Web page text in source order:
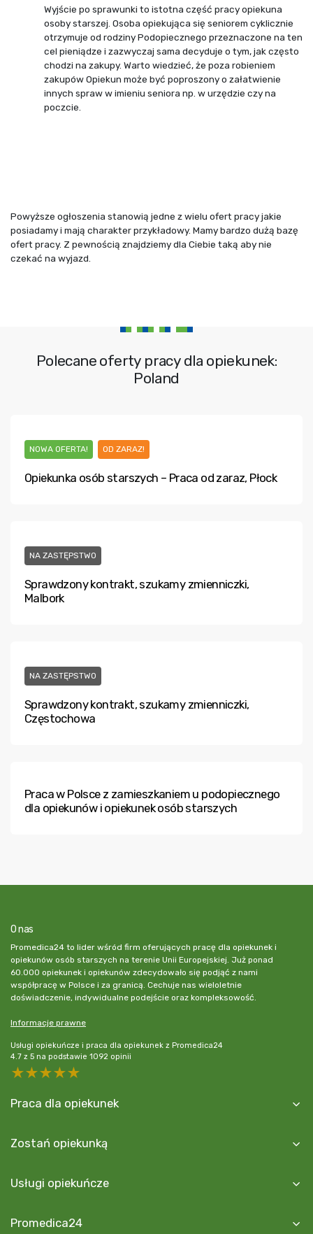
Wyjście po sprawunki to istotna część pracy opiekuna
osoby starszej. Osoba opiekująca się seniorem cyklicznie
otrzymuje od rodziny Podopiecznego przeznaczone na ten
cel pieniądze i zazwyczaj sama decyduje o tym, jak często
chodzi na zakupy. Warto wiedzieć, że poza robieniem
zakupów Opiekun może być poproszony o załatwienie
innych spraw w imieniu seniora np. w urzędzie czy na
poczcie.
Powyższe ogłoszenia stanowią jedne z wielu ofert pracy jakie
posiadamy i mają charakter przykładowy. Mamy bardzo dużą bazę
ofert pracy. Z pewnością znajdziemy dla Ciebie taką aby nie
czekać na wyjazd.
Polecane oferty pracy dla opiekunek:
Poland
NOWA OFERTA! OD ZARAZ!
Opiekunka osób starszych – Praca od zaraz, Płock
NA ZASTĘPSTWO
Sprawdzony kontrakt, szukamy zmienniczki,
Malbork
NA ZASTĘPSTWO
Sprawdzony kontrakt, szukamy zmienniczki,
Częstochowa
Praca w Polsce z zamieszkaniem u podopiecznego
dla opiekunów i opiekunek osób starszych
O nas
Promedica24 to lider wśród firm oferujących pracę dla opiekunek i
opiekunów osób starszych na terenie Unii Europejskiej. Już ponad
60.000 opiekunek i opiekunów zdecydowało się podjąć z nami
współpracę w Polsce i za granicą. Cechuje nas wieloletnie
doświadczenie, indywidualne podejście oraz kompleksowość.
Informacje prawne
Usługi opiekuńcze i praca dla opiekunek z Promedica24
4.7 z 5 na podstawie 1092 opinii
5 stars
4 stars
3 stars
2 stars
Praca dla opiekunek
Zostań opiekunką
Usługi opiekuńcze
Promedica24